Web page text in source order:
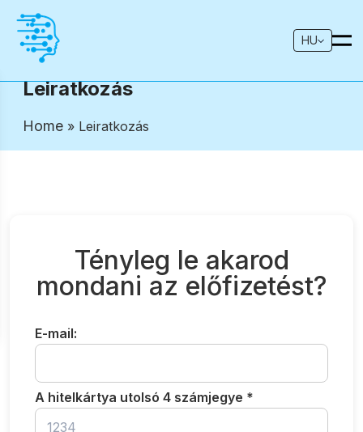
HU
Leiratkozás
Home » Leiratkozás
Tényleg le akarod
mondani az előfizetést?
E-mail:
A hitelkártya utolsó 4 számjegye *